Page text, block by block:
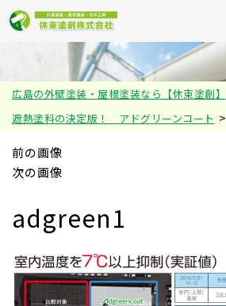
main
content
広島の外壁塗装・屋根塗装なら【休束塗創】
遮熱塗料の決定版！ アドグリーンコート >
前の画像
次の画像
adgreen1